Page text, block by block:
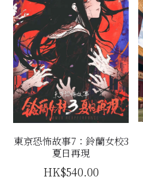
東京恐怖故事7：鈴蘭女校3
夏日再現
HK$540.00